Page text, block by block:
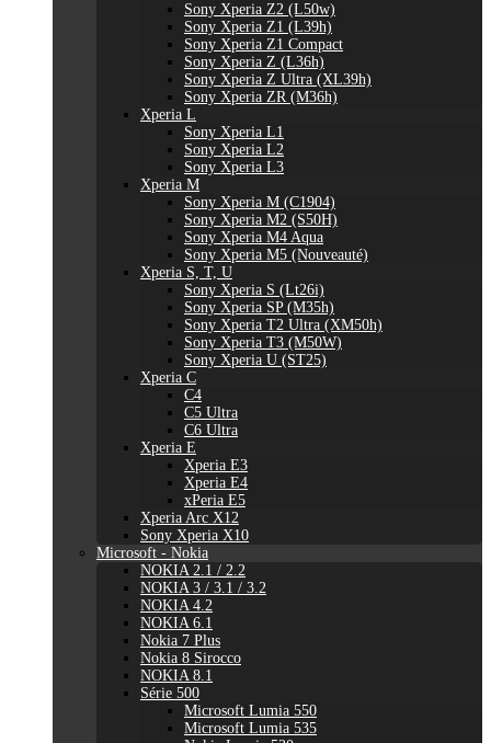
Sony Xperia Z2 (L50w)
Sony Xperia Z1 (L39h)
Sony Xperia Z1 Compact
Sony Xperia Z (L36h)
Sony Xperia Z Ultra (XL39h)
Sony Xperia ZR (M36h)
Xperia L
Sony Xperia L1
Sony Xperia L2
Sony Xperia L3
Xperia M
Sony Xperia M (C1904)
Sony Xperia M2 (S50H)
Sony Xperia M4 Aqua
Sony Xperia M5 (Nouveauté)
Xperia S, T, U
Sony Xperia S (Lt26i)
Sony Xperia SP (M35h)
Sony Xperia T2 Ultra (XM50h)
Sony Xperia T3 (M50W)
Sony Xperia U (ST25)
Xperia C
C4
C5 Ultra
C6 Ultra
Xperia E
Xperia E3
Xperia E4
xPeria E5
Xperia Arc X12
Sony Xperia X10
Microsoft - Nokia
NOKIA 2.1 / 2.2
NOKIA 3 / 3.1 / 3.2
NOKIA 4.2
NOKIA 6.1
Nokia 7 Plus
Nokia 8 Sirocco
NOKIA 8.1
Série 500
Microsoft Lumia 550
Microsoft Lumia 535